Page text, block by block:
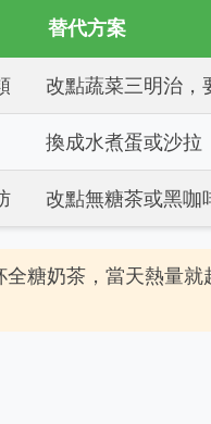
替代方案
改點蔬菜三明治，
換成水煮蛋或沙拉
改點無糖茶或黑咖
糖奶茶，當天熱量就